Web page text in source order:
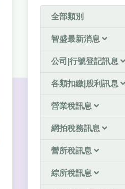
全部類別
智盛最新消息
公司|行號登記訊息
各類扣繳|股利訊息
營業稅訊息
網拍稅務訊息
營所稅訊息
綜所稅訊息